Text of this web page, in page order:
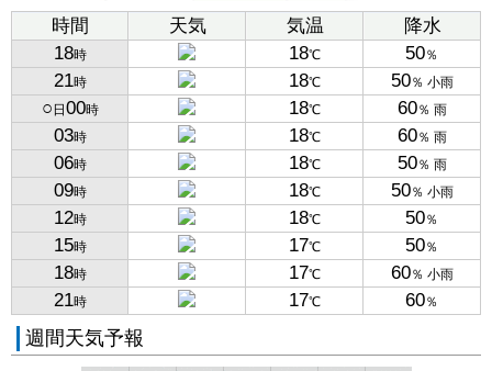
時間 天気 気温
降水
18時 18℃ 50％
21時 18℃ 50％ 小雨
○ 日 00時 18℃ 60％ 雨
03時 18℃ 60％ 雨
06時 18℃ 50％ 雨
09時 18℃ 50％ 小雨
12時 18℃ 50％
15時 17℃ 50％
18時 17℃ 60％ 小雨
21時 17℃ 60％
週間天気予報